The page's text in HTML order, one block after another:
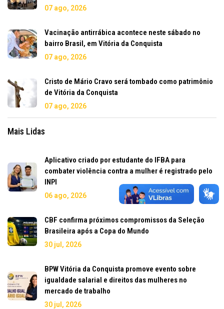
07 ago, 2026
Vacinação antirrábica acontece neste sábado no
bairro Brasil, em Vitória da Conquista
07 ago, 2026
Cristo de Mário Cravo será tombado como patrimônio
de Vitória da Conquista
07 ago, 2026
Mais Lidas
Aplicativo criado por estudante do IFBA para
combater violência contra a mulher é registrado pelo
INPI
06 ago, 2026
CBF confirma próximos compromissos da Seleção
Brasileira após a Copa do Mundo
30 jul, 2026
BPW Vitória da Conquista promove evento sobre
igualdade salarial e direitos das mulheres no
mercado de trabalho
30 jul, 2026